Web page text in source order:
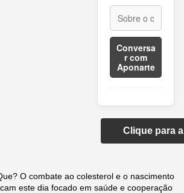
Conversa
r com
Aponarte
Clique para
O combate ao colesterol e o nascimento
este dia focado em saúde e cooperação